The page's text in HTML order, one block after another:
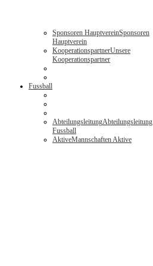
Sponsoren HauptvereinSponsoren
Hauptverein
KooperationspartnerUnsere
Kooperationspartner
Fussball
AbteilungsleitungAbteilungsleitung
Fussball
AktiveMannschaften Aktive